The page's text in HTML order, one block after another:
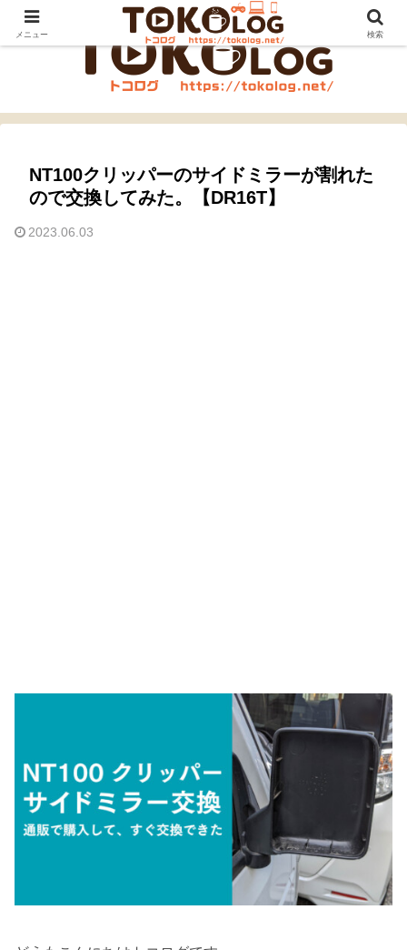
NT100クリッパーのサイドミラーが割れた
ので交換してみた。【DR16T】
2023.06.03
メニュー 検索